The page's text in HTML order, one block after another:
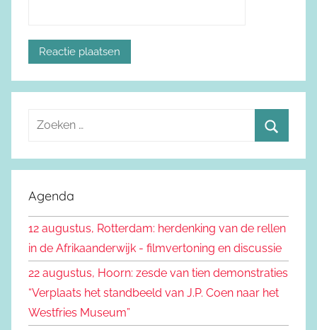
e
e
n
a
:
o
e
n
Agenda
12 augustus, Rotterdam: herdenking van de rellen
in de Afrikaanderwijk - filmvertoning en discussie
22 augustus, Hoorn: zesde van tien demonstraties
“Verplaats het standbeeld van J.P. Coen naar het
Westfries Museum”